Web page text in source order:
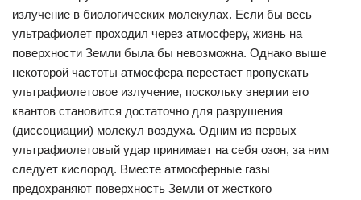
излучение в биологических молекулах. Если бы весь
ультрафиолет проходил через атмосферу, жизнь на
поверхности Земли была бы невозможна. Однако выше
некоторой частоты атмосфера перестает пропускать
ультрафиолетовое излучение, поскольку энергии его
квантов становится достаточно для разрушения
(диссоциации) молекул воздуха. Одним из первых
ультрафиолетовый удар принимает на себя озон, за ним
следует кислород. Вместе атмосферные газы
предохраняют поверхность Земли от жесткого